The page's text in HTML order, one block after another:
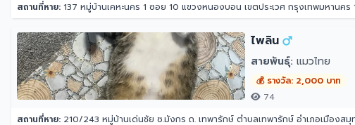
สถานที่หาย: 137 หมู่บ้านเคหะนคร 1 ซอย 10 แขวงหนองบอน เขตประเวศ กรุงเทพมหานคร
ไพลิน
สายพันธุ์: แมวไทย
💰 รางวัล: 2,000 บาท
74
สถานที่หาย: 210/243 หมู่บ้านเด่นชัย ซ.มังกร ถ. เทพารักษ์ ตำบลเทพารักษ์ อำเภอเมืองส